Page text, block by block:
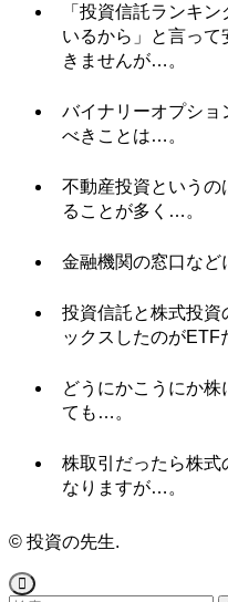
「投資信託ランキ
いるから」と言っ
きませんが…。
バイナリーオプショ
べきことは…。
不動産投資というの
ることが多く…。
金融機関の窓口など
投資信託と株式投資
ックスしたのがETF
どうにかこうにか
ても…。
株取引だったら株式
なりますが…。
© 投資の先生.